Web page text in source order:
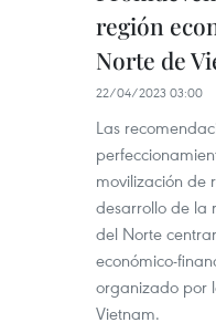
región
Norte de
22/04/2023 03:00
Las
movilización de
desarrollo de la
del Norte
económico-
organizado por
Vietnam.